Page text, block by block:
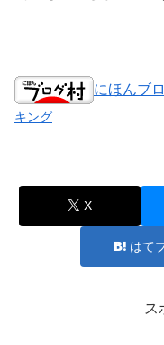
にほんブ
キング
X
はて
ス